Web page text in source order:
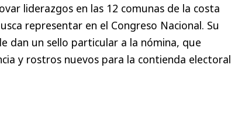
liderazgos en las 12 comunas de la costa
representar en el Congreso Nacional. Su
dan un sello particular a la nómina, que
y rostros nuevos para la contienda electoral